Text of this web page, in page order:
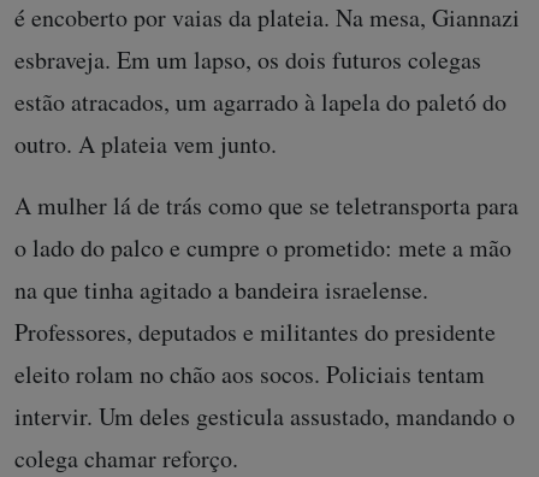
é encoberto por vaias da plateia. Na mesa, Giannazi
esbraveja. Em um lapso, os dois futuros colegas
estão atracados, um agarrado à lapela do paletó do
outro. A plateia vem junto.
A mulher lá de trás como que se teletransporta para
o lado do palco e cumpre o prometido: mete a mão
na que tinha agitado a bandeira israelense.
Professores, deputados e militantes do presidente
eleito rolam no chão aos socos. Policiais tentam
intervir. Um deles gesticula assustado, mandando o
colega chamar reforço.